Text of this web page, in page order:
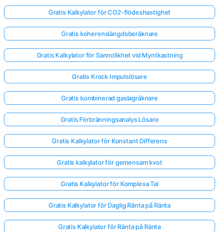
Gratis Kalkylator för CO2-flödeshastighet
Gratis koherenslängdsberäknare
Gratis Kalkylator för Sannolikhet vid Myntkastning
Gratis Krock Impulslösare
Gratis kombinerad gaslagräknare
Gratis Förbränningsanalys Lösare
Gratis Kalkylator för Konstant Differens
Gratis kalkylator för gemensam kvot
Gratis Kalkylator för Komplexa Tal
Gratis Kalkylator för Daglig Ränta på Ränta
Gratis Kalkylator för Ränta på Ränta